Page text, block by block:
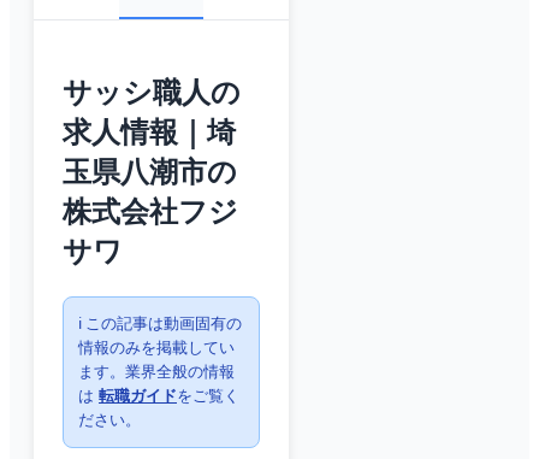
サッシ職人の
求人情報｜埼
玉県八潮市の
株式会社フジ
サワ
ℹ️ この記事は動画固有の
情報のみを掲載してい
ます。業界全般の情報
は 転職ガイドをご覧く
ださい。